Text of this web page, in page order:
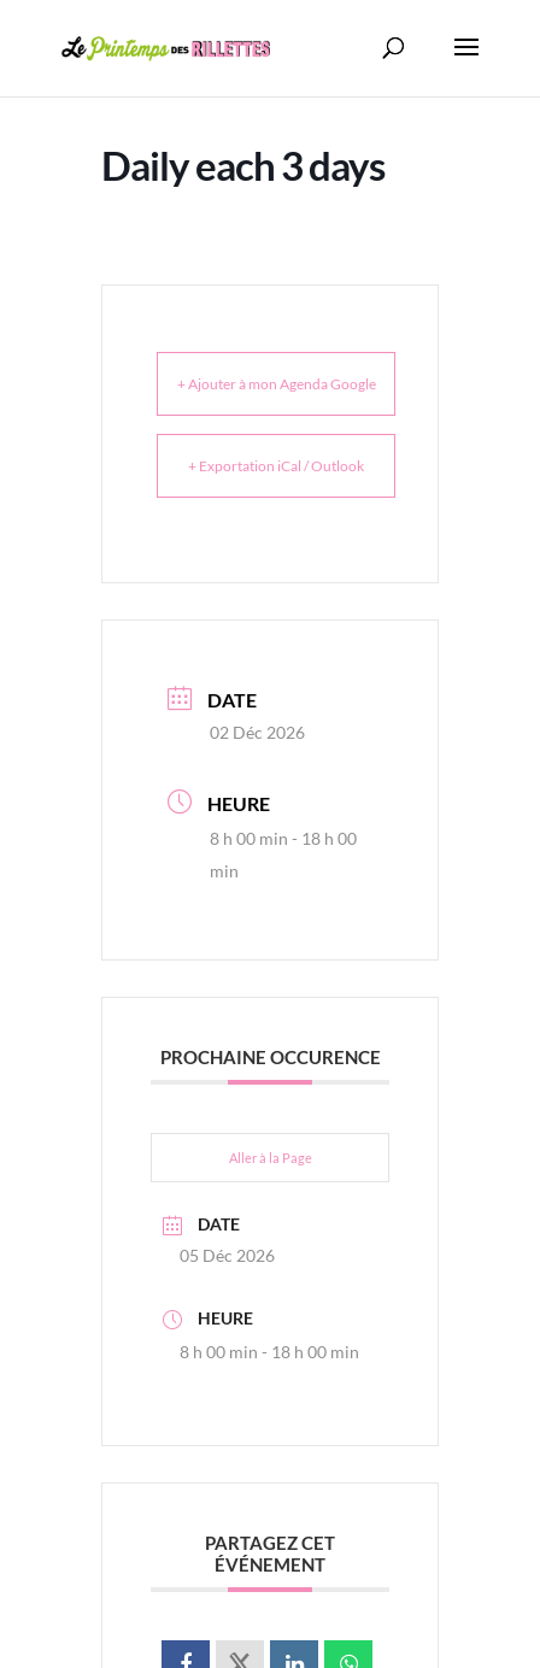
Daily each 3 days
+ Ajouter à mon Agenda Google
+ Exportation iCal / Outlook
DATE
02 Déc 2026
HEURE
8 h 00 min - 18 h 00
min
PROCHAINE OCCURENCE
Aller à la Page
DATE
05 Déc 2026
HEURE
8 h 00 min - 18 h 00 min
PARTAGEZ CET
ÉVÉNEMENT